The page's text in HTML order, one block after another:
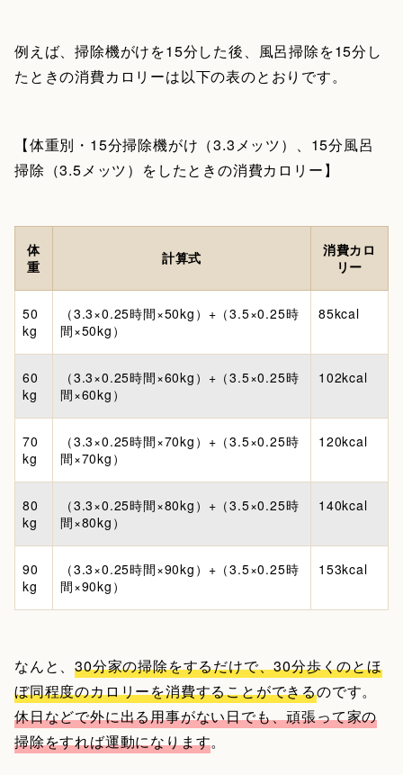
例えば、掃除機がけを15分した後、風呂掃除を15分し
たときの消費カロリーは以下の表のとおりです。
【体重別・15分掃除機がけ（3.3メッツ）、15分風呂
掃除（3.5メッツ）をしたときの消費カロリー】
体
重
計算式
消費カロ
リー
50
kg
（3.3×0.25時間×50kg）+（3.5×0.25時
間×50kg）
85kcal
60
kg
（3.3×0.25時間×60kg）+（3.5×0.25時
間×60kg）
102kcal
70
kg
（3.3×0.25時間×70kg）+（3.5×0.25時
間×70kg）
120kcal
80
kg
（3.3×0.25時間×80kg）+（3.5×0.25時
間×80kg）
140kcal
90
kg
（3.3×0.25時間×90kg）+（3.5×0.25時
間×90kg）
153kcal
なんと、30分家の掃除をするだけで、30分歩くのとほ
ぼ同程度のカロリーを消費することができるのです。
休日などで外に出る用事がない日でも、頑張って家の
掃除をすれば運動になります。